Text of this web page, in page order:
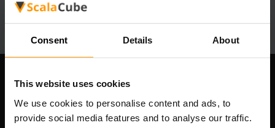
Consent Details About
This website uses cookies
We use cookies to personalise content and ads, to
provide social media features and to analyse our traffic.
Công ty chúng tôi